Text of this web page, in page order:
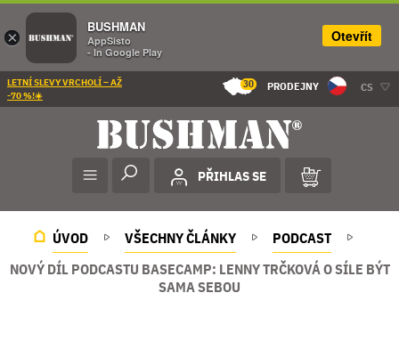
LETNÍ SLEVY VRCHOLÍ – AŽ
-70 %!☀️
30 PRODEJNY CS
PŘIHLAS SE
ÚVOD VŠECHNY ČLÁNKY
PODCAST
NOVÝ DÍL PODCASTU BASECAMP: LENNY TRČKOVÁ O SÍLE BÝT
SAMA SEBOU
×
BUSHMAN
AppSisto
- In Google Play
Otevřít